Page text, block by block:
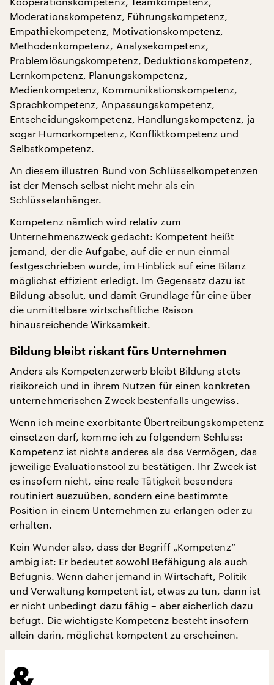
Moderationskompetenz, Führungskompetenz,
Empathiekompetenz, Motivationskompetenz,
Methodenkompetenz, Analysekompetenz,
Problemlösungskompetenz, Deduktionskompetenz,
Lernkompetenz, Planungskompetenz,
Medienkompetenz, Kommunikationskompetenz,
Sprachkompetenz, Anpassungskompetenz,
Entscheidungskompetenz, Handlungskompetenz, ja
sogar Humorkompetenz, Konfliktkompetenz und
Selbstkompetenz.
An diesem illustren Bund von Schlüsselkompetenzen
ist der Mensch selbst nicht mehr als ein
Schlüsselanhänger.
Kompetenz nämlich wird relativ zum
Unternehmenszweck gedacht: Kompetent heißt
jemand, der die Aufgabe, auf die er nun einmal
festgeschrieben wurde, im Hinblick auf eine Bilanz
möglichst effizient erledigt. Im Gegensatz dazu ist
Bildung absolut, und damit Grundlage für eine über
die unmittelbare wirtschaftliche Raison
hinausreichende Wirksamkeit.
Bildung bleibt riskant fürs Unternehmen
Anders als Kompetenzerwerb bleibt Bildung stets
risikoreich und in ihrem Nutzen für einen konkreten
unternehmerischen Zweck bestenfalls ungewiss.
Wenn ich meine exorbitante Übertreibungskompetenz
einsetzen darf, komme ich zu folgendem Schluss:
Kompetenz ist nichts anderes als das Vermögen, das
jeweilige Evaluationstool zu bestätigen. Ihr Zweck ist
es insofern nicht, eine reale Tätigkeit besonders
routiniert auszuüben, sondern eine bestimmte
Position in einem Unternehmen zu erlangen oder zu
erhalten.
Kein Wunder also, dass der Begriff „Kompetenz“
ambig ist: Er bedeutet sowohl Befähigung als auch
Befugnis. Wenn daher jemand in Wirtschaft, Politik
und Verwaltung kompetent ist, etwas zu tun, dann ist
er nicht unbedingt dazu fähig – aber sicherlich dazu
befugt. Die wichtigste Kompetenz besteht insofern
allein darin, möglichst kompetent zu erscheinen.